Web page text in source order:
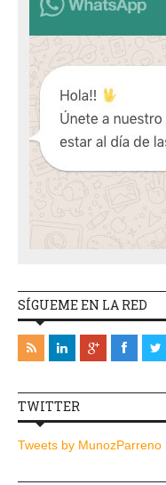
SÍGUEME EN LA RED
TWITTER
Tweets by MunozParreno